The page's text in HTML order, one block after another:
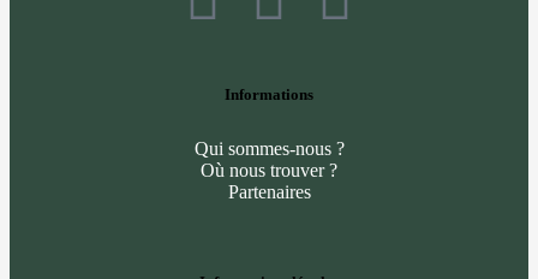
Informations
Qui sommes-nous ?
Où nous trouver ?
Partenaires